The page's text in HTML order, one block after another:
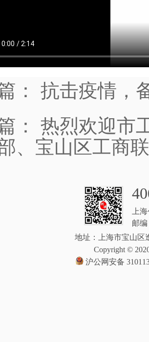
：
抗击疫情，
：
热烈欢迎市
、宝山区工商
上
邮编
地址：上海市宝山区
Copyright ©
沪公网安备